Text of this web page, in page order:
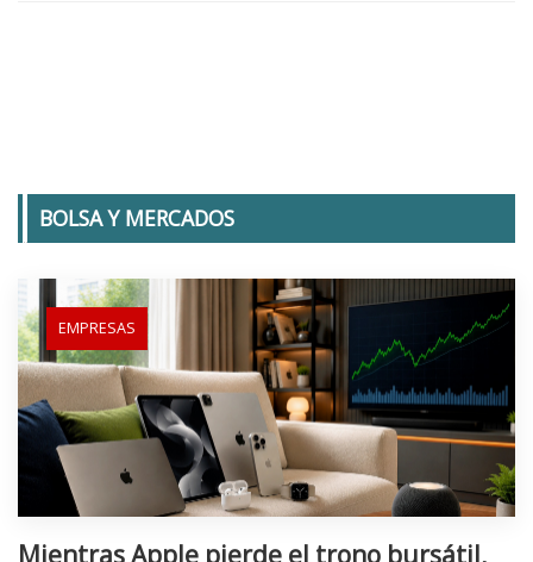
BOLSA Y MERCADOS
EMPRESAS
Mientras Apple pierde el trono bursátil,